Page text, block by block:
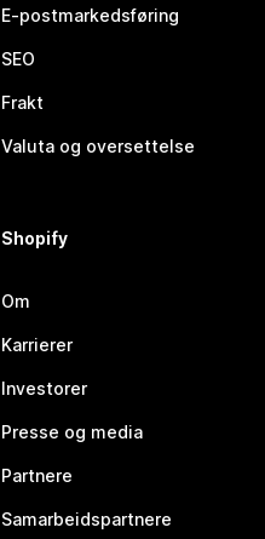
E-postmarkedsføring
SEO
Frakt
Valuta og oversettelse
Shopify
Om
Karrierer
Investorer
Presse og media
Partnere
Samarbeidspartnere